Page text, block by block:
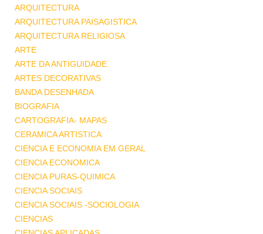
ARQUITECTURA
ARQUITECTURA PAISAGISTICA
ARQUITECTURA RELIGIOSA
ARTE
ARTE DA ANTIGUIDADE
ARTES DECORATIVAS
BANDA DESENHADA
BIOGRAFIA
CARTOGRAFIA- MAPAS
CERAMICA ARTISTICA
CIENCIA E ECONOMIA EM GERAL
CIENCIA ECONOMICA
CIENCIA PURAS-QUIMICA
CIENCIA SOCIAIS
CIENCIA SOCIAIS -SOCIOLOGIA
CIENCIAS